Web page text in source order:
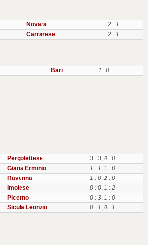
Novara
2 : 1
Carrarese 2 : 1
Bari 1 : 0
Pergolettese 3 : 3, 0 : 0
Giana Erminio 1 : 1, 1 : 0
Ravenna 1 : 0, 2 : 0
Imolese 0 : 0, 1 : 2
Picerno 0 : 3, 1 : 0
Sicula Leonzio 0 : 1, 0 : 1